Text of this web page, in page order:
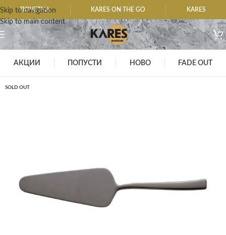
Skip to navigation
Skip to main content
ПОЧЕТНА KARES ON THE GO KARES
АКЦИИ ПОПУСТИ НОВО FADE OUT
SOLD OUT